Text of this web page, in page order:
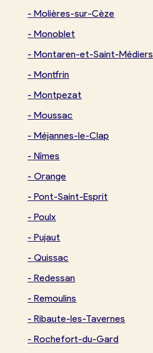
-Molières-sur-Cèze
-Monoblet
-Montaren-et-Saint-Médiers
-Montfrin
-Montpezat
-Moussac
-Méjannes-le-Clap
-Nîmes
-Orange
-Pont-Saint-Esprit
-Poulx
-Pujaut
-Quissac
-Redessan
-Remoulins
-Ribaute-les-Tavernes
-Rochefort-du-Gard